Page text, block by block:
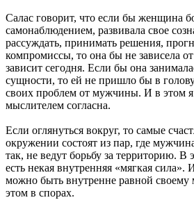
Салас говорит, что если бы женщина
самонаблюдением, развивала свое
рассуждать, принимать решения,
компромиссы, то она бы не зависела
зависит сегодня. Если бы она
сущности, то ей не пришло бы в
своих проблем от мужчины. И в этом
мыслителем согласна.
Если оглянуться вокруг, то самые
окружении состоят из пар, где
так, не ведут борьбу за территорию.
есть некая внутренняя «мягкая
можно быть внутренне равной своему
этом в спорах.